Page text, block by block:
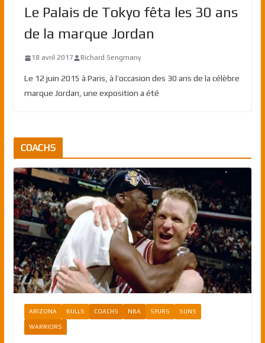
Le Palais de Tokyo fêta les 30 ans
de la marque Jordan
18 avril 2017 Richard Sengmany
Le 12 juin 2015 à Paris, à l’occasion des 30 ans de la célèbre
marque Jordan, une exposition a été
COACHS
ARIZONA BULLS COACHS NBA SPURS SUNS
WARRIORS